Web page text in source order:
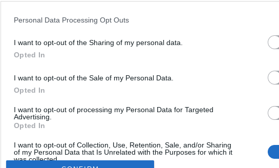
Personal Data Processing Opt Outs
I want to opt-out of the Sharing of my personal data.
Opted In
I want to opt-out of the Sale of my Personal Data.
Opted In
I want to opt-out of processing my Personal Data for Targeted
Advertising.
Opted In
I want to opt-out of Collection, Use, Retention, Sale, and/or Sharing
of my Personal Data that Is Unrelated with the Purposes for which it
was collected.